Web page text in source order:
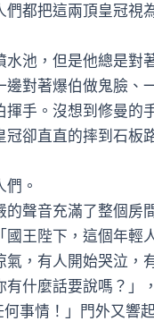
都把這兩頂皇冠視
池，但是他總是對
著爆伯做鬼臉、
手。沒想到修曼的
卻直直的摔到石板
。
聲音充滿了整個房
王陛下，這個年輕
，有人開始哭泣，
什麼話要說嗎？」
事情！」門外又響